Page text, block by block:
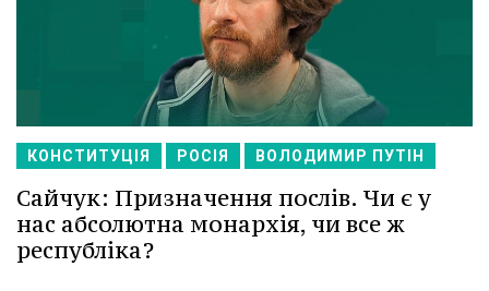
КОНСТИТУЦІЯ РОСІЯ ВОЛОДИМИР ПУТІН
Сайчук: Призначення послів. Чи є у
нас абсолютна монархія, чи все ж
республіка?